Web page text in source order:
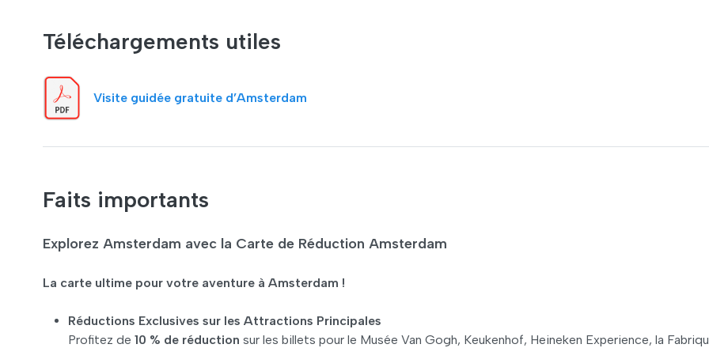
Téléchargements utiles
Visite guidée gratuite d’Amsterdam
Faits importants
Explorez Amsterdam avec la Carte de Réduction Amsterdam
La carte ultime pour votre aventure à Amsterdam !
Réductions Exclusives sur les Attractions Principales
Profitez de 10 % de réduction sur les billets pour le Musée Van Gogh, Keukenhof, Heineken Experience, la